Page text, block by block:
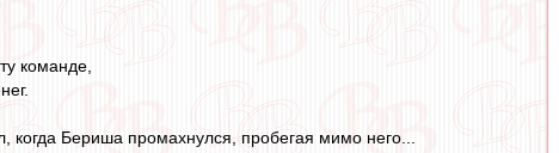
команде,
Бериша промахнулся, пробегая мимо него...